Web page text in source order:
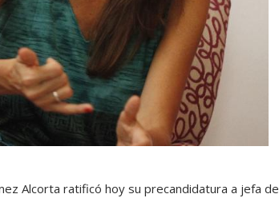
Alcorta ratificó hoy su precandidatura a jefa de